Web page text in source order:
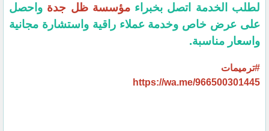
لطلب الخدمة اتصل بخبراءمؤسسة ظل جدة واحصل
على عرض خاص وخدمة عملاء راقية واستشارة مجانية
واسعار مناسبة.
#ترميمات
https://wa.me/966500301445